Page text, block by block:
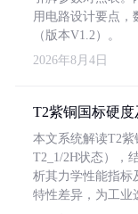
用电路设计要点，
（版本V1.2）。
2026年8月4日
T2紫铜国标硬
本文系统解读T2紫
T2_1/2H状态），
析其力学性能指标
特性差异，为工业